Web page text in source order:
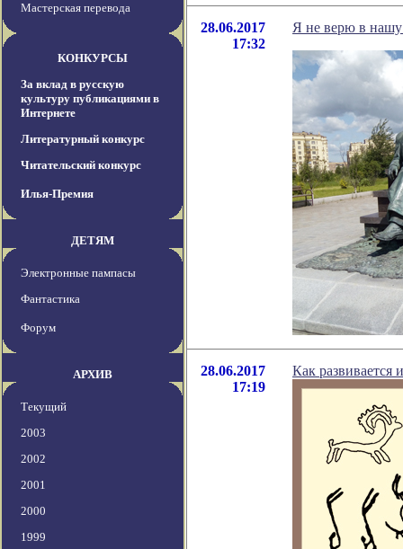
Мастерская перевода
КОНКУРСЫ
За вклад в русскую
культуру публикациями в
Интернете
Литературный конкурс
Читательский конкурс
Илья-Премия
ДЕТЯМ
Электронные пампасы
Фантастика
Форум
АРХИВ
Текущий
2003
2002
2001
2000
1999
28.06.2017
17:32
Я не верю в
28.06.2017
17:19
Как развивается